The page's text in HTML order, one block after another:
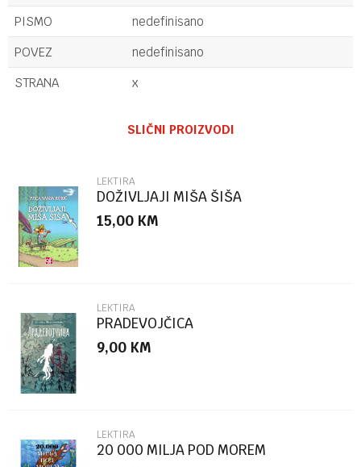
PISMO
nedefinisano
POVEZ
nedefinisano
STRANA
x
Poruka
POŠALJI
SLIČNI PROIZVODI
LEKTIRA
DOŽIVLJAJI MIŠA ŠIŠA
15,00 KM
LEKTIRA
PRADEVOJČICA
9,00 KM
LEKTIRA
20 000 MILJA POD MOREM